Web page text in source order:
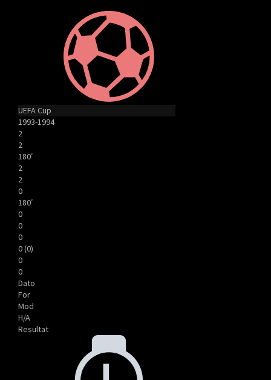
UEFA Cup
1993-1994
2
2
180′
2
2
0
180′
0
0
0
0 (0)
0
0
Dato
For
Mod
H/A
Resultat